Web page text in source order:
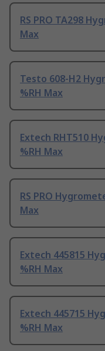
RS PRO TA298
Max
Testo 608-H2
%RH Max
Extech RHT510
%RH Max
RS PRO
Max
Extech 445815
%RH Max
Extech 445715
%RH Max